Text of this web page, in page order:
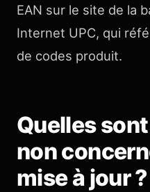
EAN sur le site de la
Internet UPC, qui
de codes produit.
Quelles
non
mise à jour ?